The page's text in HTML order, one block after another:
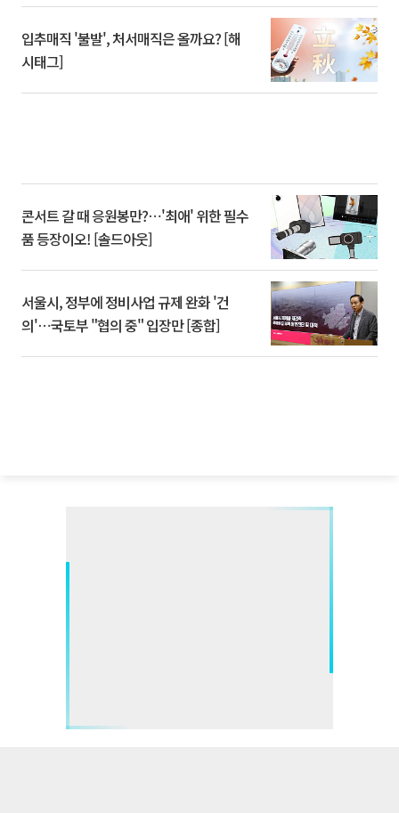
입추매직 '불발', 처서매직은 올까요? [해
시태그]
콘서트 갈 때 응원봉만?⋯'최애' 위한 필수
품 등장이오! [솔드아웃]
서울시, 정부에 정비사업 규제 완화 '건
의'⋯국토부 "협의 중" 입장만 [종합]